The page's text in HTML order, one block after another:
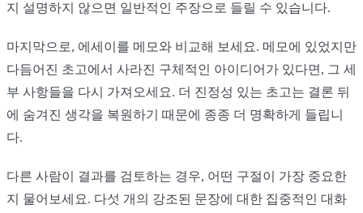
지 설명하지 않으면 일반적인 주장으로 들릴 수 있습니다.
마지막으로, 에세이를 메모와 비교해 보세요. 메모에 있었지만
다듬어진 초고에서 사라진 구체적인 아이디어가 있다면, 그 세
부 사항들을 다시 가져오세요. 더 진정성 있는 초고는 결론 뒤
에 숨겨진 생각을 복원하기 때문에 종종 더 명확하게 들립니
다.
다른 사람이 결과를 검토하는 경우, 어떤 구절이 가장 중요한
지 물어보세요. 다섯 개의 강조된 문장에 대한 집중적인 대화